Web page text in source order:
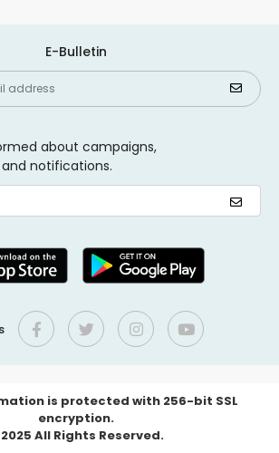
E-Bulletin
about campaigns,
notifications.
is protected with 256-bit SSL
encryption.
All Rights Reserved.